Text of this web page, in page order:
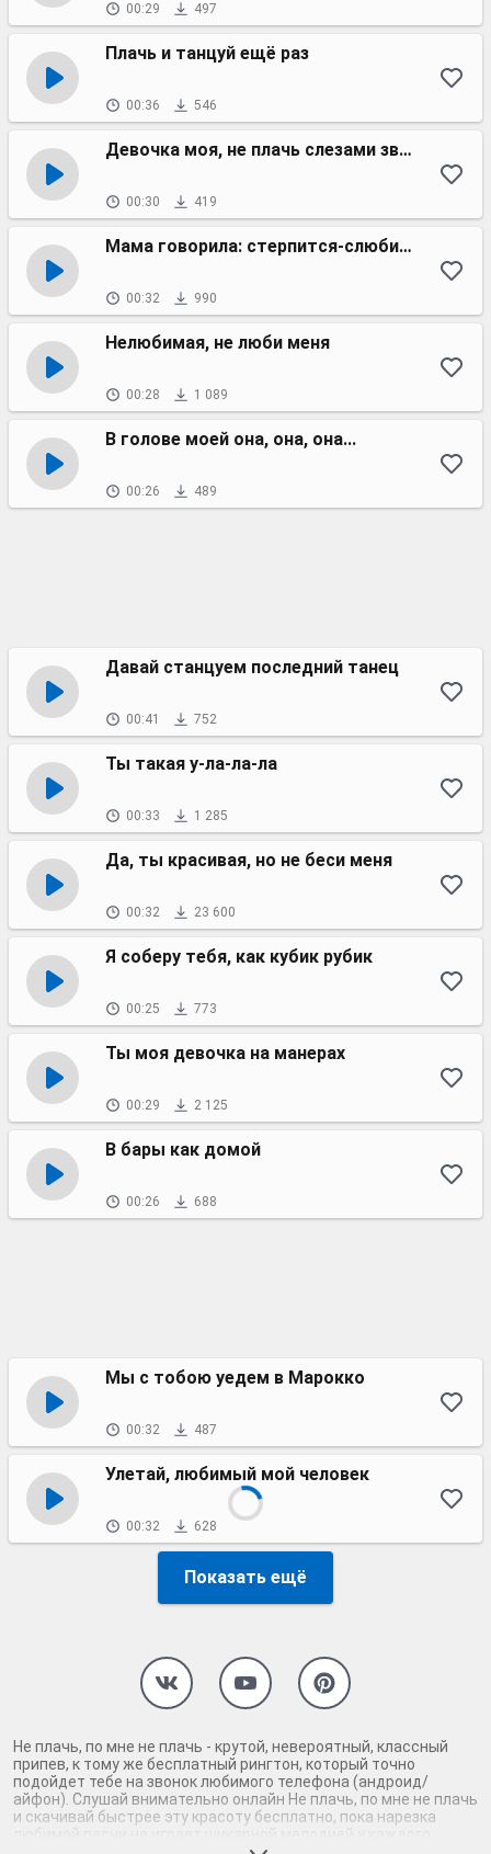
00:29 497
Плачь и танцуй ещё раз
00:36 546
Девочка моя, не плачь слезами звонкими
00:30 419
Мама говорила: стерпится-слюбится
00:32 990
Нелюбимая, не люби меня
00:28 1 089
В голове моей она, она, она...
00:26 489
Давай станцуем последний танец
00:41 752
Ты такая у-ла-ла-ла
00:33 1 285
Да, ты красивая, но не беси меня
00:32 23 600
Я соберу тебя, как кубик рубик
00:25 773
Ты моя девочка на манерах
00:29 2 125
В бары как домой
00:26 688
Мы с тобою уедем в Марокко
00:32 487
Улетай, любимый мой человек
00:32 628
Показать ещё
Не плачь, по мне не плачь - крутой, невероятный, классный
припев, к тому же бесплатный рингтон, который точно
подойдет тебе на звонок любимого телефона (андроид/
айфон). Слушай внимательно онлайн Не плачь, по мне не плачь
и скачивай быстрее эту красоту бесплатно, пока нарезка
любимой песни не играет шикарной мелодией у каждого